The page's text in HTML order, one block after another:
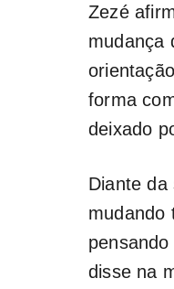
Zezé
mudança
forma
deixado
Diante da
mudando
disse na